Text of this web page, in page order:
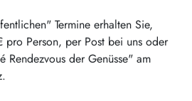
Termine erhalten Sie,
pro Person, per Post bei uns oder
Rendezvous der Genüsse" am